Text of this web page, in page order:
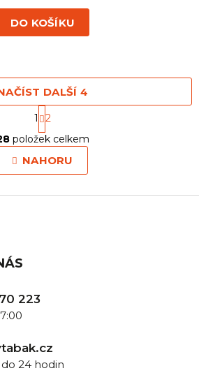
DO KOŠÍKU
O
v
l
á
a
i
s
u
DALŠÍ 4
S
t
r
á
n
v
1
2
položek celkem
NAHORU
223
24 hodin